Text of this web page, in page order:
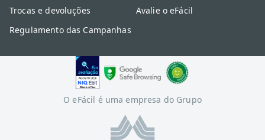
Trocas e devoluções
Regulamento das Campanhas
Avalie o eFácil
O eFácil é uma empresa do Grupo